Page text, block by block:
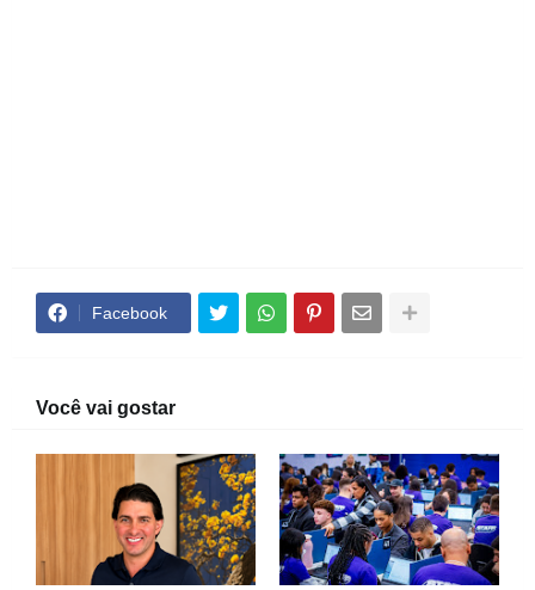
Facebook
Você vai gostar